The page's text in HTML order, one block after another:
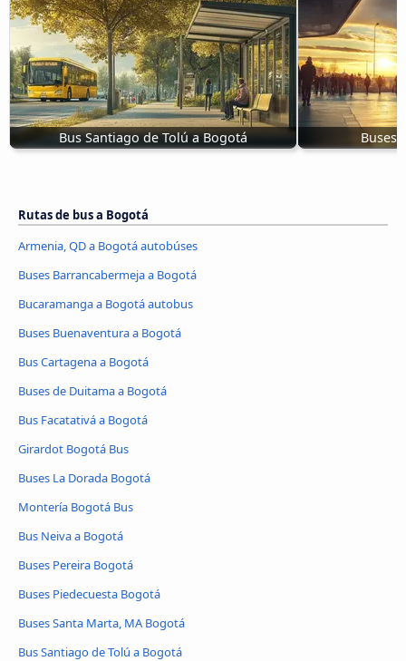
Bus Santiago de Tolú a Bogotá Buses
Rutas de bus a Bogotá
Armenia, QD a Bogotá autobúses
Buses Barrancabermeja a Bogotá
Bucaramanga a Bogotá autobus
Buses Buenaventura a Bogotá
Bus Cartagena a Bogotá
Buses de Duitama a Bogotá
Bus Facatativá a Bogotá
Girardot Bogotá Bus
Buses La Dorada Bogotá
Montería Bogotá Bus
Bus Neiva a Bogotá
Buses Pereira Bogotá
Buses Piedecuesta Bogotá
Buses Santa Marta, MA Bogotá
Bus Santiago de Tolú a Bogotá